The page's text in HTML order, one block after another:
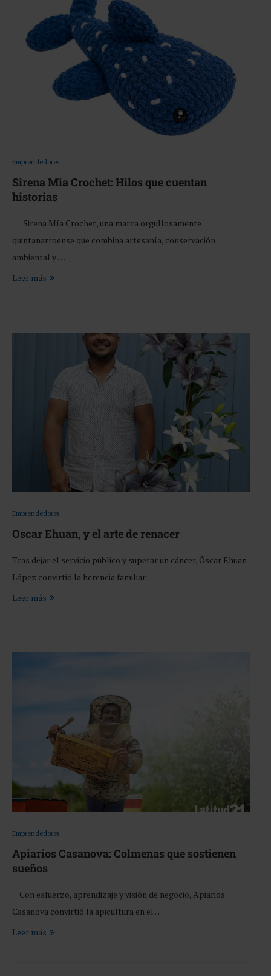
Emprendedores
Sirena Mia Crochet: Hilos que cuentan
historias
Sirena Mía Crochet, una marca orgullosamente
quintanarroense que combina artesanía, conservación
ambiental y …
Leer más
Emprendedores
Oscar Ehuan, y el arte de renacer
Tras dejar el servicio público y superar un cáncer, Óscar Ehuan
López convirtió la herencia familiar …
Leer más
Emprendedores
Apiarios Casanova: Colmenas que sostienen
sueños
Con esfuerzo, aprendizaje y visión de negocio, Apiarios
Casanova convirtió la apicultura en el …
Leer más